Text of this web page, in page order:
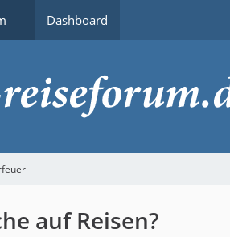
Dashboard
auf Reisen?